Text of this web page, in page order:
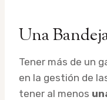
Una
Tener más de un
en la gestión de
tener al menos